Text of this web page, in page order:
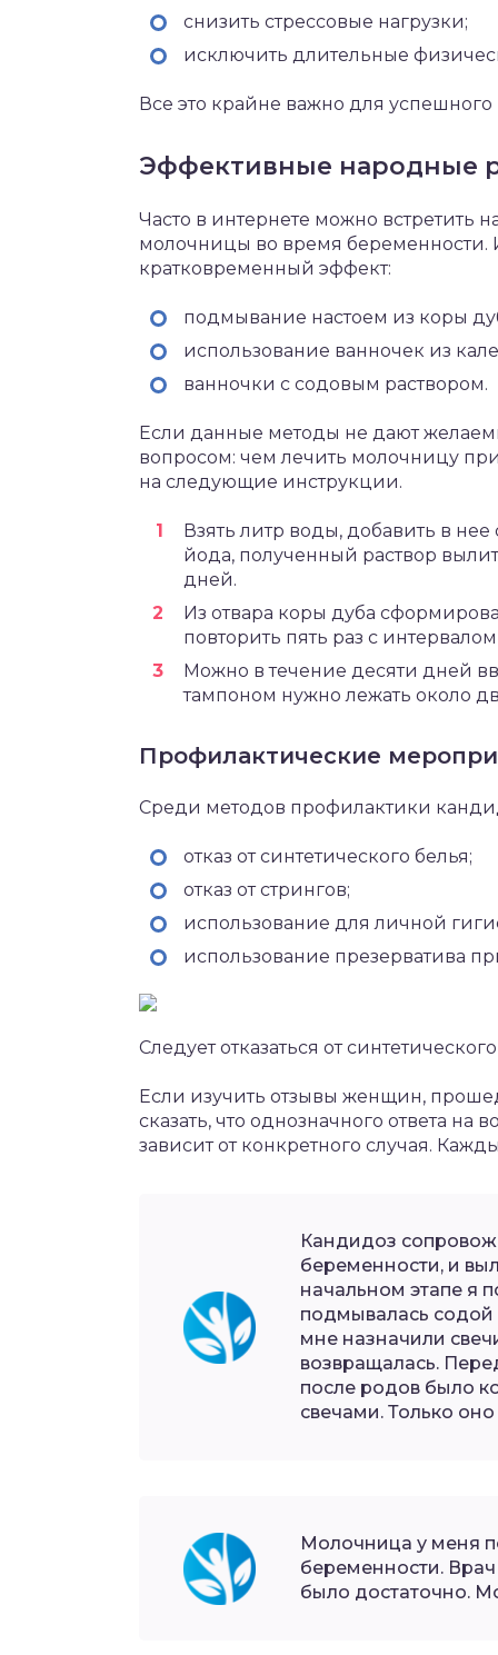
снизить стрессовые нагрузки;
исключить длительные
Все это крайне важно для успешного
Эффективные народные
Часто в интернете можно встретить
молочницы во время беременности.
кратковременный эффект:
подмывание настоем из коры
использование ванночек из
ванночки с содовым раствором.
Если данные методы не дают
вопросом: чем лечить молочницу
на следующие инструкции.
Взять литр воды, добавить в
йода, полученный раствор
дней.
Из отвара коры дуба
повторить пять раз с
Можно в течение десяти дней
тампоном нужно лежать около
Профилактические
Cреди методов профилактики
отказ от синтетического белья;
отказ от стрингов;
использование для личной
использование презерватива
Следует отказаться от
Если изучить отзывы женщин,
сказать, что однозначного ответа на
зависит от конкретного случая.
Кандидоз
беременности, и
начальном этапе я
подмывалась содой
мне назначили
возвращалась.
после родов было
свечами. Только
Молочница у меня
беременности.
было достаточно.